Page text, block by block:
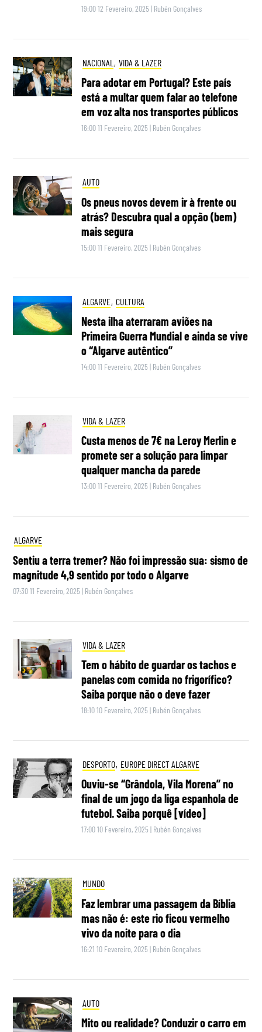
19:00 12 Fevereiro, 2025 | Rubén Gonçalves
NACIONAL , VIDA & LAZER
Para adotar em Portugal? Este país
está a multar quem falar ao telefone
em voz alta nos transportes públicos
16:00 11 Fevereiro, 2025 | Rubén Gonçalves
AUTO
Os pneus novos devem ir à frente ou
atrás? Descubra qual a opção (bem)
mais segura
15:00 11 Fevereiro, 2025 | Rubén Gonçalves
ALGARVE, CULTURA
Nesta ilha aterraram aviões na
Primeira Guerra Mundial e ainda se vive
o “Algarve autêntico”
14:00 11 Fevereiro, 2025 | Rubén Gonçalves
VIDA & LAZER
Custa menos de 7€ na Leroy Merlin e
promete ser a solução para limpar
qualquer mancha da parede
13:00 11 Fevereiro, 2025 | Rubén Gonçalves
ALGARVE
Sentiu a terra tremer? Não foi impressão sua: sismo de
magnitude 4,9 sentido por todo o Algarve
07:30 11 Fevereiro, 2025 | Rubén Gonçalves
VIDA & LAZER
Tem o hábito de guardar os tachos e
panelas com comida no frigorífico?
Saiba porque não o deve fazer
18:10 10 Fevereiro, 2025 | Rubén Gonçalves
DESPORTO, EUROPE DIRECT ALGARVE
Ouviu-se “Grândola, Vila Morena” no
final de um jogo da liga espanhola de
futebol. Saiba porquê [vídeo]
17:00 10 Fevereiro, 2025 | Rubén Gonçalves
MUNDO
Faz lembrar uma passagem da Bíblia
mas não é: este rio ficou vermelho
vivo da noite para o dia
16:21 10 Fevereiro, 2025 | Rubén Gonçalves
AUTO
Mito ou realidade? Conduzir o carro em